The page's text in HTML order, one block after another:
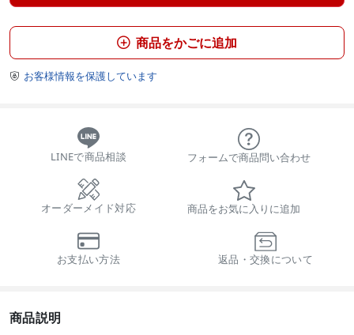
 商品をかごに追加
 お客様情報を保護しています
LINEで商品相談 フォームで商品問い合わせ
オーダーメイド対応 商品をお気に入りに追加
お支払い方法 返品・交換について
商品説明